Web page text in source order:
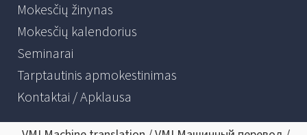
Mokesčių žinynas
Mokesčių kalendorius
Seminarai
Tarptautinis apmokestinimas
Kontaktai / Apklausa